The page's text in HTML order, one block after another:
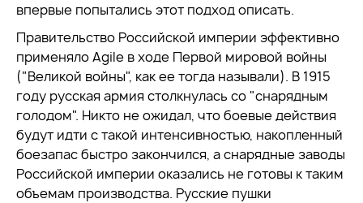
впервые попытались этот подход описать.
Правительство Российской империи эффективно
применяло Agile в ходе Первой мировой войны
("Великой войны", как ее тогда называли). В 1915
году русская армия столкнулась со "снарядным
голодом". Никто не ожидал, что боевые действия
будут идти с такой интенсивностью, накопленный
боезапас быстро закончился, а снарядные заводы
Российской империи оказались не готовы к таким
объемам производства. Русские пушки